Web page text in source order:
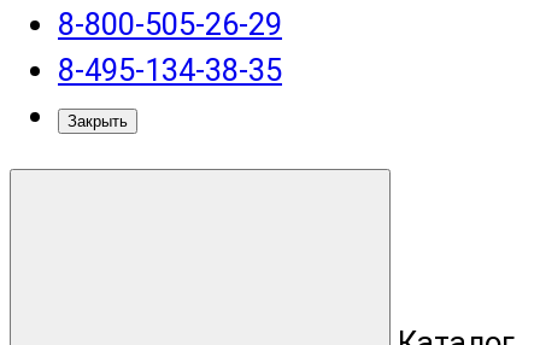
8-800-505-26-29
8-495-134-38-35
Закрыть